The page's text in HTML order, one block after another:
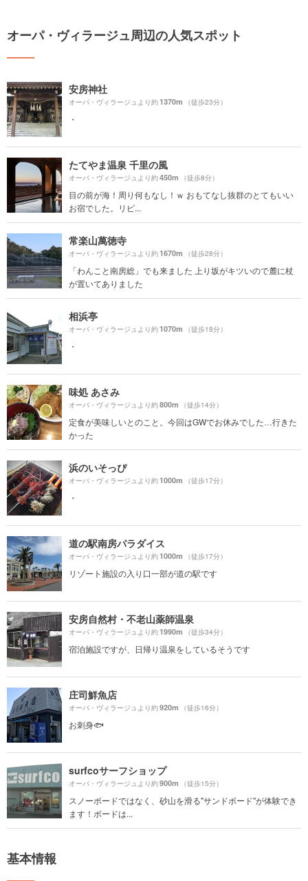
オーパ・ヴィラージュ周辺の人気スポット
安房神社
オーパ・ヴィラージュより約1370m （徒歩23分）
・
たてやま温泉 千里の風
オーパ・ヴィラージュより約450m （徒歩8分）
目の前が海！周り何もなし！ｗ おもてなし抜群のとてもいい
お宿でした。リピ...
常楽山萬徳寺
オーパ・ヴィラージュより約1670m （徒歩28分）
「わんこと南房総」でも来ました 上り坂がキツいので麓に杖
が置いてありました
相浜亭
オーパ・ヴィラージュより約1070m （徒歩18分）
・
味処 あさみ
オーパ・ヴィラージュより約800m （徒歩14分）
定食が美味しいとのこと。今回はGWでお休みでした…行きた
かった
浜のいそっぴ
オーパ・ヴィラージュより約1000m （徒歩17分）
・
道の駅南房パラダイス
オーパ・ヴィラージュより約1000m （徒歩17分）
リゾート施設の入り口一部が道の駅です
安房自然村・不老山薬師温泉
オーパ・ヴィラージュより約1990m （徒歩34分）
宿泊施設ですが、日帰り温泉をしているそうです
庄司鮮魚店
オーパ・ヴィラージュより約920m （徒歩16分）
お刺身🐟
surfcoサーフショップ
オーパ・ヴィラージュより約900m （徒歩15分）
スノーボードではなく、砂山を滑る"サンドボード"が体験でき
ます！ボードは...
基本情報